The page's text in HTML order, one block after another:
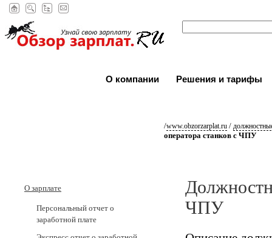
О компании Решения и тарифы
/www.obzorzarplat.ru /
оператора станков с ЧПУ
О зарплате
Персональный отчет о
заработной плате
ЧПУ